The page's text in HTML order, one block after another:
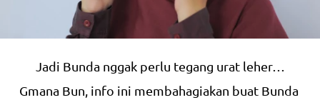
Jadi Bunda nggak perlu tegang urat leher…
Gmana Bun, info ini membahagiakan buat Bunda